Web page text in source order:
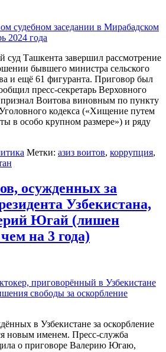
Ташкента завершил рассмотрение
бывшего министра сельского
и ещё 61 фигуранта. Приговор был
пресс-секретарь Верховного
Воитова виновным по пункту
кодекса («Хищение путем
в особо крупном размере») и ряду
Метки: азиз воитов, коррупция,
осужденных за
Узбекистана,
Югай (лишен
на 3 года)
в Узбекистане за оскорбление
новым именем. Пресс-служба
о приговоре Валерию Югаю,